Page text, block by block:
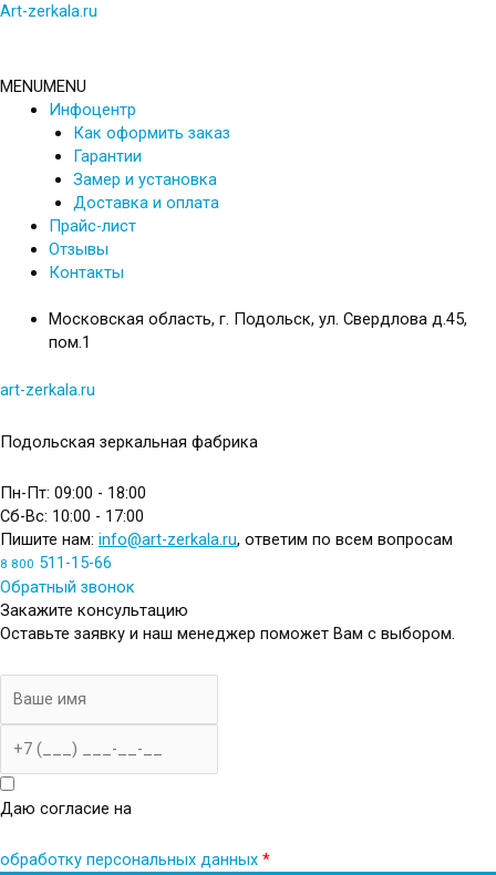
Перейти
Art-zerkala.ru
MENUMENU
Инфоцентр
Как оформить заказ
Гарантии
Замер и установка
Доставка и оплата
Прайс-лист
Отзывы
Контакты
Московская область, г. Подольск, ул. Свердлова д.45,
пом.1
art-zerkala.ru
Подольская зеркальная фабрика
Пн-Пт: 09:00 - 18:00
Сб-Вс: 10:00 - 17:00
Пишите нам: info@art-zerkala.ru, ответим по всем вопросам
8 800 511-15-66
Обратный звонок
Закажите консультацию
Оставьте заявку и наш менеджер поможет Вам с выбором.
Даю согласие на
обработку персональных данных *